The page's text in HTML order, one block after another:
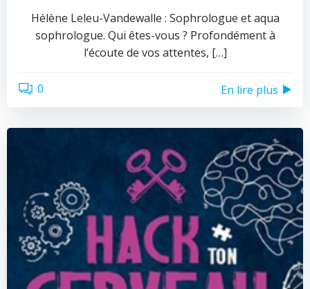
Hélène Leleu-Vandewalle : Sophrologue et aqua
sophrologue. Qui êtes-vous ? Profondément à
l’écoute de vos attentes, […]
0 En lire plus